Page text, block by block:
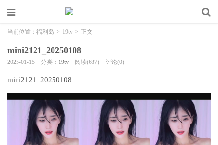
当前位置： 福利岛 > 19tv > 正文
mini2121_20250108
2025-01-15 分类： 19tv 阅读(687) 评论(0)
mini2121_20250108